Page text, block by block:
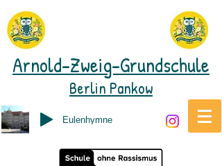
Arnold-Zweig-Grundschule
Berlin Pankow
Eulenhymne